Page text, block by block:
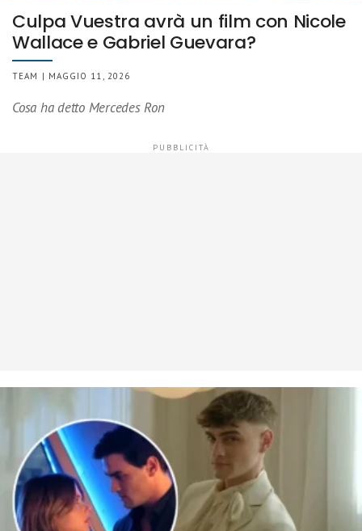
Culpa Vuestra avrà un film con Nicole
Wallace e Gabriel Guevara?
TEAM | MAGGIO 11, 2026
Cosa ha detto Mercedes Ron